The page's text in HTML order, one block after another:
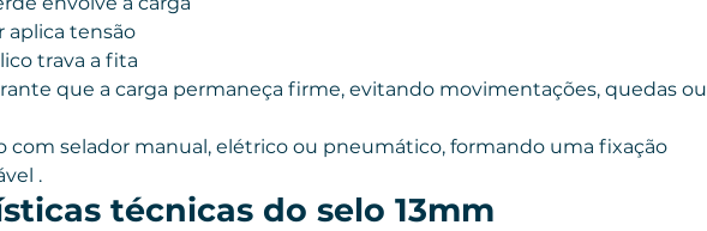
aplica tensão
trava a fita
que a carga permaneça firme, evitando movimentações, quedas ou
com selador manual, elétrico ou pneumático, formando uma fixação
.
técnicas do selo 13mm